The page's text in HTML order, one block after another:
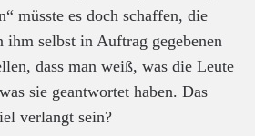
müsste es doch schaffen, die
ihm selbst in Auftrag gegebenen
dass man weiß, was die Leute
sie geantwortet haben. Das
verlangt sein?